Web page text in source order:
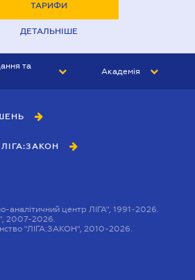
ТАРИФИ
ДЕТАЛЬНІШЕ
та
Академія
аналітичний центр ЛІГА", 1991-2026.
2007-2026.
"ЛІГА:ЗАКОН", 2010-2026.